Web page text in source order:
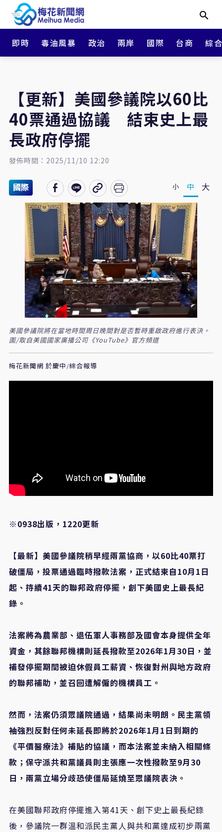
即時 毒油風暴 政治 兩岸 國際 台商 綜
【更新】美國參議院以60比
40票通過協議 結束史上最
長政府停擺
發佈時間：2025/11/10 12:20
國際 小 中 大
美國參議院將在當地時間周日晚間對是否暫時重啟政府進行表決。
圖/取自美國國家廣播公司《YouTube》官方頻道
梅花新聞網 於慶中/綜合報導
※0938出版，1220更新
【最新】美國參議院稍早經兩黨協商，以60比40票打
破僵局，投票通過臨時撥款法案，正式結束自10月1日
起、持續41天的聯邦政府停擺，創下美國史上最長紀
錄。
法案將為農業部、退伍軍人事務部及國會本身提供全年
資金，其餘聯邦機構則延長撥款至2026年1月30日，並
補發停擺期間被迫休假員工薪資、恢復對州與地方政府
的聯邦補助，並召回遭解僱的機構員工。
然而，法案仍須眾議院通過，結果尚未明朗。民主黨領
袖強烈反對任何未延長即將於2026年1月1日到期的
《平價醫療法》補貼的協議，而本法案並未納入相關條
款；保守派共和黨議員則主張應一次性撥款至9月30
日，兩黨立場分歧恐使僵局延燒至眾議院表決。
在美國聯邦政府停擺進入第41天、創下史上最長紀錄
後，參議院一群溫和派民主黨人與共和黨達成初步兩黨